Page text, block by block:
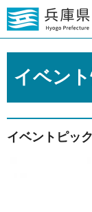
イベン
イベントピッ